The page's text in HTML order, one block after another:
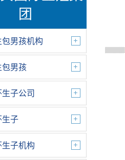
团
包男孩机构
包男孩
子公司
生子
生子机构